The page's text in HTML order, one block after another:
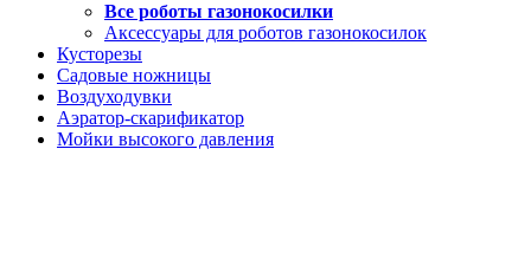
Все роботы газонокосилки
Аксессуары для роботов газонокосилок
Кусторезы
Садовые ножницы
Воздуходувки
Аэратор-скарификатор
Мойки высокого давления